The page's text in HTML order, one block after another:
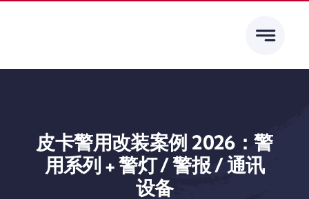
容
皮卡警用改装案例 2026：警
用系列 + 警灯 / 警报 / 通讯
设备